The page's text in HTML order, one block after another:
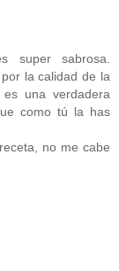
super sabrosa.
la calidad de la
una verdadera
como tú la has
no me cabe